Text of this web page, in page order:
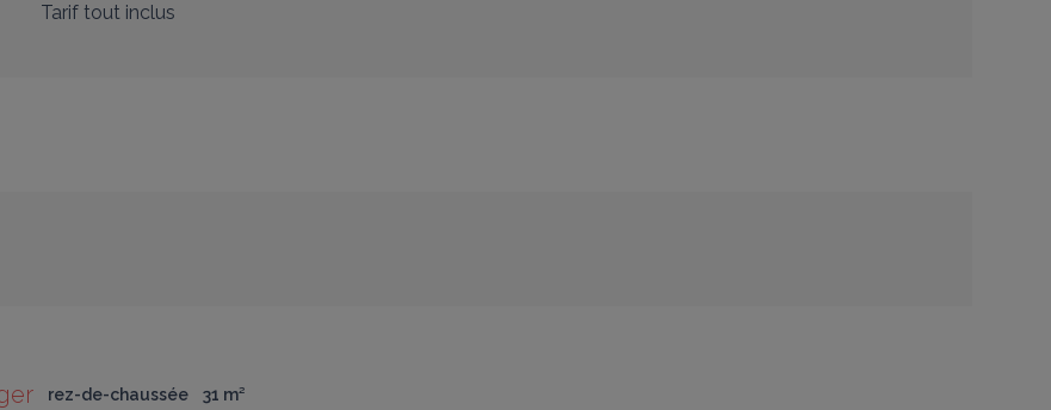
Tarif tout inclus
rez-de-chaussée 31 m²